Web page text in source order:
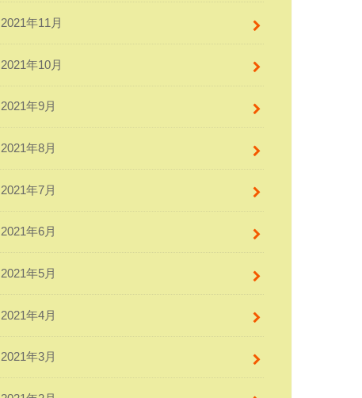
2021年11月
2021年10月
2021年9月
2021年8月
2021年7月
2021年6月
2021年5月
2021年4月
2021年3月